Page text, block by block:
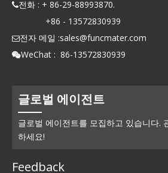
전화 : + 86-29-88993870.
+86 - 13572830939
전자 메일 :sales@funcmater.com
WeChat : 86-13572830939
글로벌 에이전트
글로벌 에이전트를 모집하고 있습니다.
하세요!
Feedback